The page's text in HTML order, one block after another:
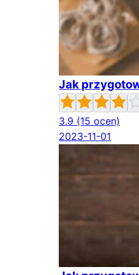
Jak
3.9 (15 ocen)
2023-11-01